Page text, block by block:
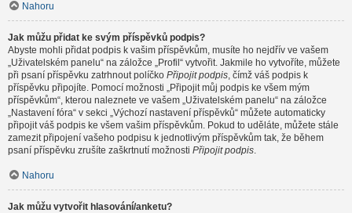
Nahoru
Jak můžu přidat ke svým příspěvků podpis?
Abyste mohli přidat podpis k vašim příspěvkům, musíte ho nejdřív ve vašem
„Uživatelském panelu“ na záložce „Profil“ vytvořit. Jakmile ho vytvoříte, můžete
při psaní příspěvku zatrhnout políčko Připojit podpis, čímž váš podpis k
příspěvku připojíte. Pomocí možnosti „Připojit můj podpis ke všem mým
příspěvkům“, kterou naleznete ve vašem „Uživatelském panelu“ na záložce
„Nastavení fóra“ v sekci „Výchozí nastavení příspěvků“ můžete automaticky
připojit váš podpis ke všem vašim příspěvkům. Pokud to uděláte, můžete stále
zamezit připojení vašeho podpisu k jednotlivým příspěvkům tak, že během
psaní příspěvku zrušíte zaškrtnutí možnosti Připojit podpis.
Nahoru
Jak můžu vytvořit hlasování/anketu?